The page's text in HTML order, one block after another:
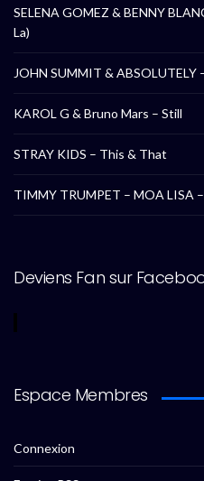
SELENA GOMEZ & BENNY
La)
JOHN SUMMIT & ABSOLUTELY
KAROL G & Bruno Mars – Still
STRAY KIDS – This & That
TIMMY TRUMPET – MOA LISA
Deviens Fan sur
Espace Membres
Connexion